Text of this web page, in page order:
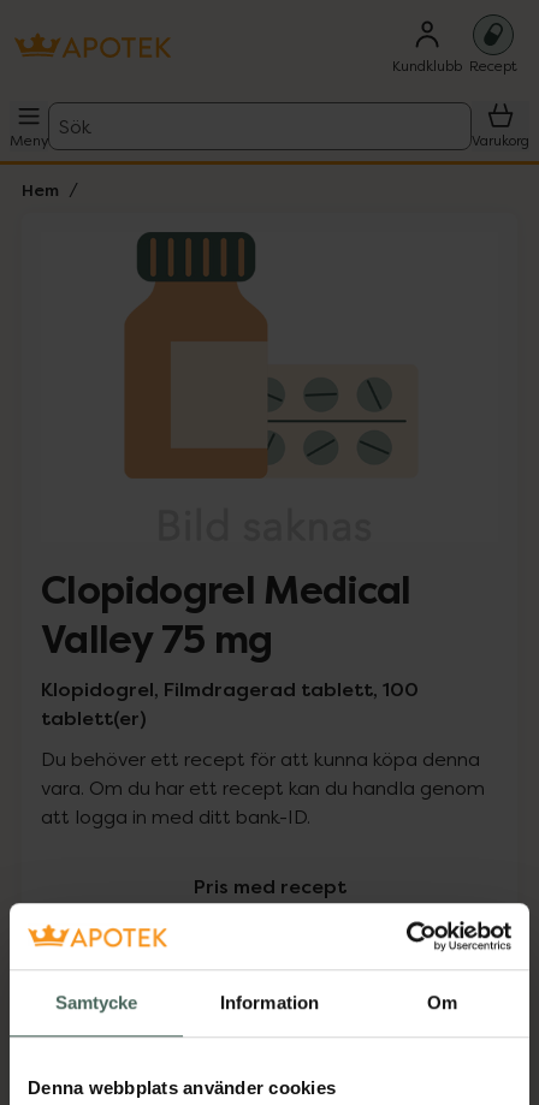
Samtycke Information Om
Denna webbplats använder cookies
Kundklubb Recept
Meny
Sök
Varukorg
Hem
Lista: . Innehåller 1 objekt.
Clopidogrel Medical
Valley 75 mg
Klopidogrel, Filmdragerad tablett, 100
tablett(er)
Du behöver ett recept för att kunna köpa denna
vara. Om du har ett recept kan du handla genom
att logga in med ditt bank-ID.
Pris med recept
676,25 kr
I apotek:676,25 kr
Köp via ditt recept